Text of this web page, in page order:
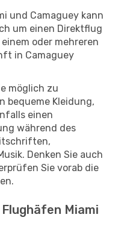
und Camaguey kann
um einen Direktflug
oder mehreren
in Camaguey
möglich zu
bequeme Kleidung,
einen
während des
Denken Sie auch
Sie vorab die
Miami